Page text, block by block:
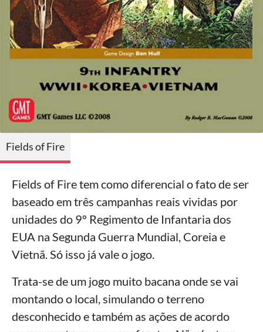
Fields of Fire
Fields of Fire tem como diferencial o fato de ser
baseado em três campanhas reais vividas por
unidades do 9º Regimento de Infantaria dos
EUA na Segunda Guerra Mundial, Coreia e
Vietnã. Só isso já vale o jogo.
Trata-se de um jogo muito bacana onde se vai
montando o local, simulando o terreno
desconhecido e também as ações de acordo